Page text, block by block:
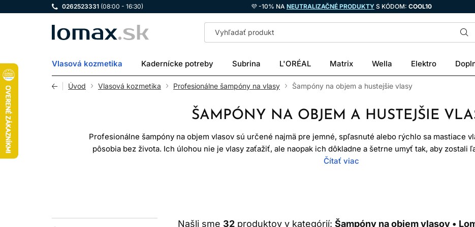
0262523331 (08:00 - 16:30) 💜 -10% NA NEUTRALIZAČNÉ PRODUKTY S KÓDOM: COOL10
LOMAX
Vlasová kozmetika Kadernícke potreby Subrina L'ORÉAL Matrix Wella Elektro
Úvod Vlasová kozmetika Profesionálne šampóny na vlasy Šampóny na objem a hustejšie vlasy
ŠAMPÓNY NA OBJEM A HUSTEJŠIE
Profesionálne šampóny na objem vlasov sú určené najmä pre jemné, spľasnuté alebo rýchlo sa mastiace
pôsobia bez života. Ich úlohou nie je vlasy zaťažiť, ale naopak ich dôkladne a šetrne umyť tak, aby zostali
na ďalšiu úpravu. Správne zvolený šampón na objem vlasov pomáha odstrániť maz, zvyšky stylingu a
korienkov.
Čítať viac
Našli sme 32 produktov v kategórií: Šampóny na objem vlasov •